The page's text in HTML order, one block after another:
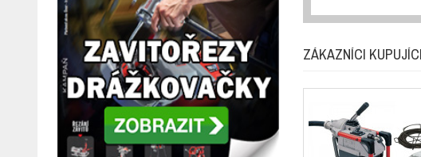
ZÁKAZNÍCI